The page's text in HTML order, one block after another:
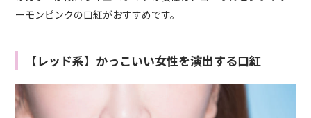
ーモンピンクの口紅がおすすめです。
【レッド系】かっこいい女性を演出する口紅